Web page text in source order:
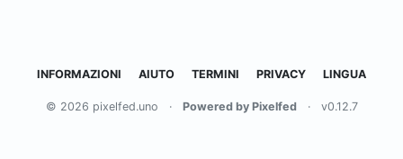
INFORMAZIONI AIUTO TERMINI PRIVACY LINGUA
© 2026 pixelfed.uno · Powered by Pixelfed · v0.12.7